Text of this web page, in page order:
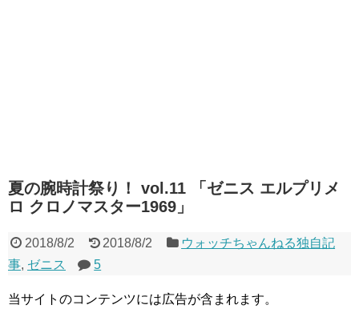
夏の腕時計祭り！ vol.11 「ゼニス エルプリメ
ロ クロノマスター1969」
2018/8/2 2018/8/2
ウォッチちゃんねる独自記
事, ゼニス 5
当サイトのコンテンツには広告が含まれます。